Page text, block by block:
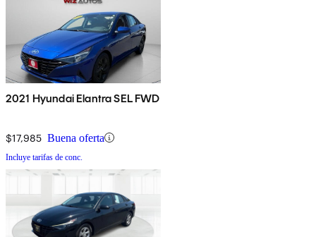
2021 Hyundai Elantra SEL FWD
$17,985 Buena oferta
Incluye tarifas de conc.